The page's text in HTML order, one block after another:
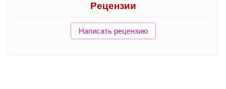
Рецензии
Написать рецензию